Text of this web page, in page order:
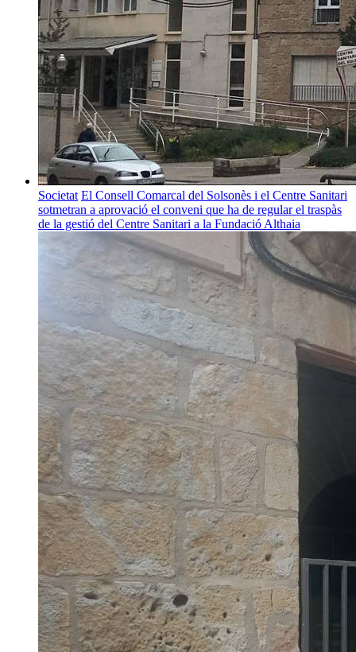
Societat El Consell Comarcal del Solsonès i el Centre Sanitari
sotmetran a aprovació el conveni que ha de regular el traspàs
de la gestió del Centre Sanitari a la Fundació Althaia